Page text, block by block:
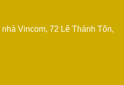
nhà Vincom, 72 Lê Thánh Tôn,